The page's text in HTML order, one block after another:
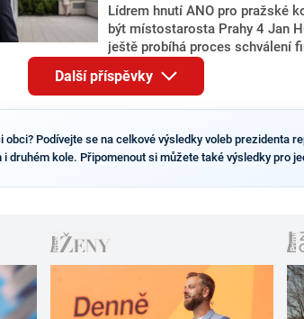
Lídrem hnutí ANO pro pražské
být místostarosta Prahy 4 Jan
ještě probíhá proces schválení
Jana Hušbauera Výborem hnutí
redakci místopředseda
Benkovič. O Hušbauerovi se
rezignoval po sérii nejasností v
přiznáních a pořizování bytů
dvou ze tří pražských obvodů
Další příspěvky
obci? Podívejte se na celkové výsledky voleb prezidenta
druhém kole. Připomenout si můžete také výsledky pro